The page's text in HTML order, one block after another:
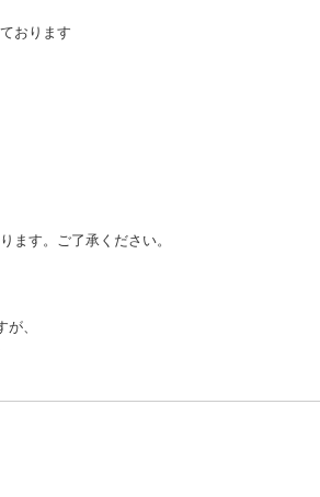
おります
ます。ご了承ください。
、